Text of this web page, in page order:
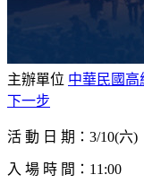
主辦單位 中華民國
下一步
活 動 日 期 ： 3/10(六)
入 場 時 間：11:00